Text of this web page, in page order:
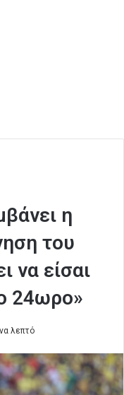
η
του
να είσαι
24ωρο»
λεπτό